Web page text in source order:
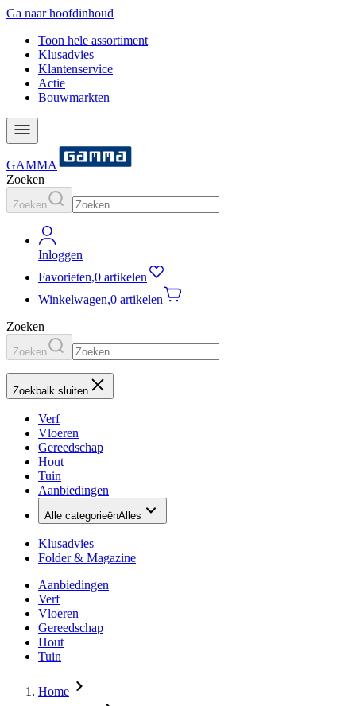
Ga naar hoofdinhoud
Toon hele assortiment
Klusadvies
Klantenservice
Actie
Bouwmarkten
GAMMA
Zoeken
Zoeken
Inloggen
Favorieten,0 artikelen
Winkelwagen,0 artikelen
Zoeken
Zoeken
Zoekbalk sluiten
Verf
Vloeren
Gereedschap
Hout
Tuin
Aanbiedingen
Alle categorieënAlles
Klusadvies
Folder & Magazine
Aanbiedingen
Verf
Vloeren
Gereedschap
Hout
Tuin
Home